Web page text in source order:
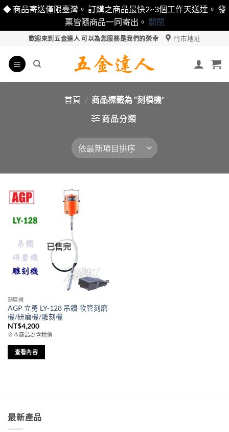
◆ 商品寄送僅限臺灣。 訂購之商品最快2~3個工作天送達。 發
票皆隨商品一同寄出。 關閉
content
歡迎來到五金達人 可以為您服務是我們的榮幸 門市地址
首頁 / 商品標籤為 “刻模機”
商品分類
已售完
刻磨機
AGP 立勇 LY-128 吊鑽 軟管刻磨
機/研磨機/雕刻機
NT$4,200
※本商品為含稅價
查看內容
最新產品